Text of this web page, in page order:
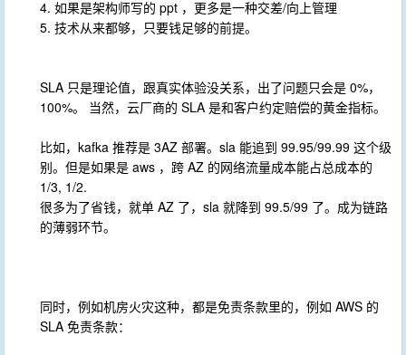
4. 如果是架构师写的 ppt ，更多是一种交差/向上管理
5. 技术从来都够，只要钱足够的前提。
SLA 只是理论值，跟真实体验没关系，出了问题只会是 0%，
100%。 当然，云厂商的 SLA 是和客户约定赔偿的黄金指标。
比如，kafka 推荐是 3AZ 部署。sla 能追到 99.95/99.99 这个级
别。但是如果是 aws ，跨 AZ 的网络流量成本能占总成本的
1/3, 1/2.
很多为了省钱，就单 AZ 了，sla 就降到 99.5/99 了。成为链路
的薄弱环节。
同时，例如机房火灾这种，都是免责条款里的，例如 AWS 的
SLA 免责条款：